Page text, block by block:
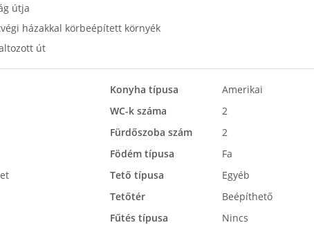
útja
házakkal körbeépített környék
út
Konyha típusa
Amerikai
WC-k száma
2
Fürdőszoba szám
2
Födém típusa
Fa
Tető típusa
Egyéb
Tetőtér
Beépíthető
Fűtés típusa
Nincs